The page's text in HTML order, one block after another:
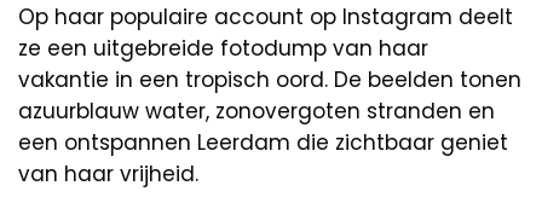
Op haar populaire account op Instagram deelt
ze een uitgebreide fotodump van haar
vakantie in een tropisch oord. De beelden tonen
azuurblauw water, zonovergoten stranden en
een ontspannen Leerdam die zichtbaar geniet
van haar vrijheid.